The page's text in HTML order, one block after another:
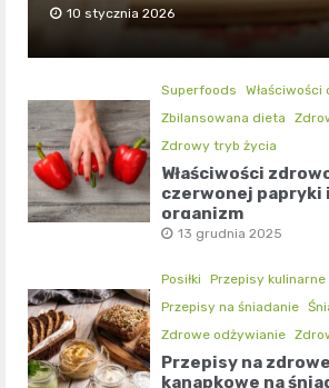
10 stycznia 2026
Superfoods
Zbilansowana dieta
Zdrowy tryb życia
Właściwości
czerwonej papryki
organizm
13 grudnia 2025
Posiłki
Przepisy kulinarne
Przepisy na śniadanie
Zdrowe odżywianie
Przepisy na
kanapkowe na